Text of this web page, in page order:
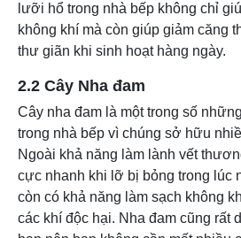
lưỡi hổ trong nhà bếp không chỉ
không khí mà còn giúp giảm căng
thư giãn khi sinh hoạt hàng ngày.
2.2 Cây Nha đam
Cây nha đam là một trong số
trong nhà bếp vì chúng sở hữu
Ngoài khả năng làm lành vết
cực nhanh khi lỡ bị bỏng trong lúc
còn có khả năng làm sạch không
các khí độc hại. Nha đam cũng rất